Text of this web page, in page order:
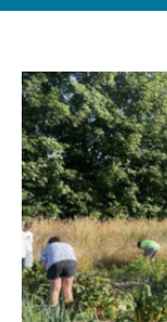
Show larger